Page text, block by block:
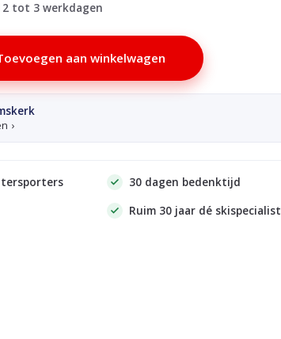
tot 3 werkdagen
aan winkelwagen
›
30 dagen bedenktijd
Ruim 30 jaar dé skispecialist